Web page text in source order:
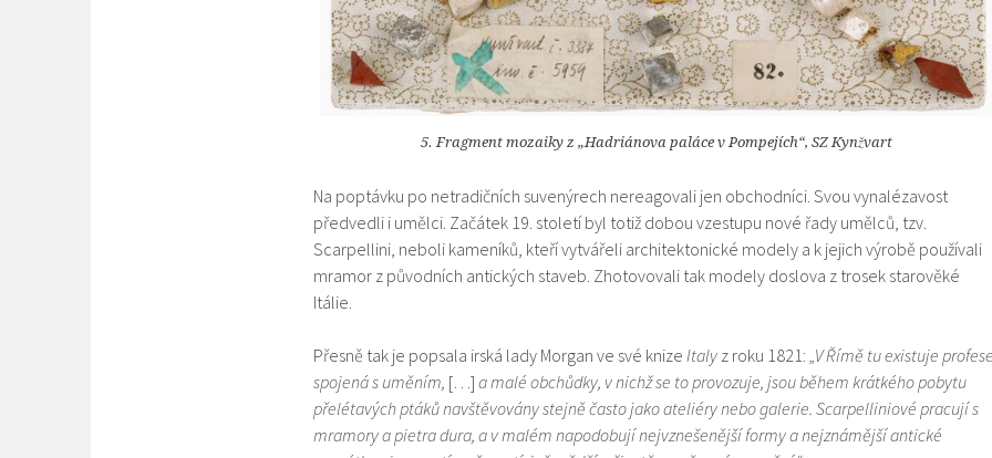
5. Fragment mozaiky z „Hadriánova paláce v Pompejích“, SZ Kynžvart
Na poptávku po netradičních suvenýrech nereagovali jen obchodníci. Svou vynalézavost
předvedli i umělci. Začátek 19. století byl totiž dobou vzestupu nové řady umělců, tzv.
Scarpellini, neboli kameníků, kteří vytvářeli architektonické modely a k jejich výrobě používali
mramor z původních antických staveb. Zhotovovali tak modely doslova z trosek starověké
Itálie.
Přesně tak je popsala irská lady Morgan ve své knize Italy z roku 1821: „V Římě tu existuje
spojená s uměním, […] a malé obchůdky, v nichž se to provozuje, jsou během krátkého pobytu
přelétavých ptáků navštěvovány stejně často jako ateliéry nebo galerie. Scarpelliniové pracují s
mramory a pietra dura, a v malém napodobují nejvznešenější formy a nejznámější antické